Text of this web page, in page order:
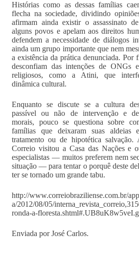
Histórias como as dessas famílias
flecha na sociedade, dividindo
afirmam ainda existir o assassinato
alguns povos e apelam aos direitos
defendem a necessidade de diálogos
ainda um grupo importante que nem
a existência da prática denunciada. Por
desconfiam das intenções de ONGs
religiosos, como a Atini, que
dinâmica cultural.
Enquanto se discute se a cultura
passível ou não de intervenção e
morais, pouco se questiona sobre
famílias que deixaram suas aldeias
tratamento ou de hipotética salvação.
Correio visitou a Casa das Nações e
especialistas — muitos preferem nem
situação — para tentar o porquê deste
ter se tornado um grande tabu.
http://www.correiobraziliense.com.br/
a/2012/08/05/
ronda-a-
Enviada por José Carlos.